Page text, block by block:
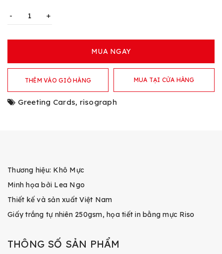
- +
MUA NGAY
THÊM VÀO GIỎ HÀNG MUA TẠI CỬA HÀNG
Greeting Cards, risograph
Thương hiệu: Khô Mực
Minh họa bởi Lea Ngo
Thiết kế và sản xuất Việt Nam
Giấy trắng tự nhiên 250gsm, họa tiết in bằng mực Riso
THÔNG SỐ SẢN PHẨM